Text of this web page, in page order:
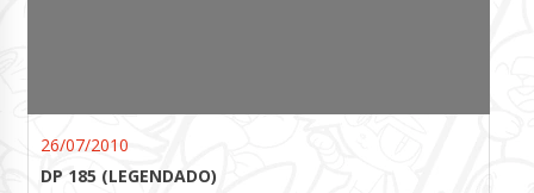
26/07/2010
DP 185 (LEGENDADO)